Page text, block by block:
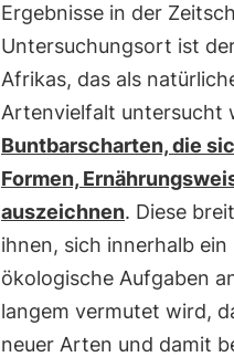
Ergebnisse in der
Untersuchungsort ist
Afrikas, das als
Artenvielfalt untersucht
Buntbarscharten, die
Formen,
auszeichnen. Diese
ihnen, sich innerhalb
ökologische Aufgaben
langem vermutet wird,
neuer Arten und damit